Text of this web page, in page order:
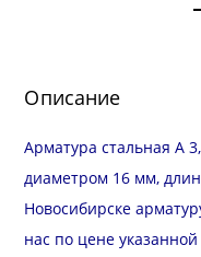
Описание
Арматура стальная А
диаметром 16 мм,
Новосибирске
нас по цене